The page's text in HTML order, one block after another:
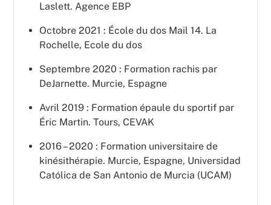
Laslett. Agence EBP
Octobre 2021 : École du dos Mail 14. La
Rochelle, Ecole du dos
Septembre 2020 : Formation rachis par
DeJarnette. Murcie, Espagne
Avril 2019 : Formation épaule du sportif par
Éric Martin. Tours, CEVAK
2016 – 2020 : Formation universitaire de
kinésithérapie. Murcie, Espagne, Universidad
Católica de San Antonio de Murcia (UCAM)